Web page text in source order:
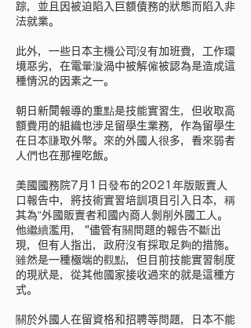
踪，並且因被迫陷入巨額債務的狀態而陷入非
法就業。
此外，一些日本主機公司沒有加班費，工作環
境惡劣，在電暈漩渦中被解僱被認為是造成這
種情況的因素之一。
朝日新聞報導的重點是技能實習生，但收取高
額費用的組織也涉足留學生業務，作為留學生
在日本賺取外幣。來的外國人很多，看來弱者
人們也在那裡吃飯。
美國國務院7月1日發布的2021年版販賣人
口報告中，將技術實習培訓項目引入日本，稱
其為“外國販賣者和國內商人剝削外國工人。
他繼續濫用， "儘管有關問題的報告不斷出
現，但有人指出，政府沒有採取足夠的措施。
雖然是一種極端的觀點，但目前技能實習制度
的現狀是，從其他國家接收過來的就是這種方
式。
關於外國人在留資格和招聘等問題，日本不能